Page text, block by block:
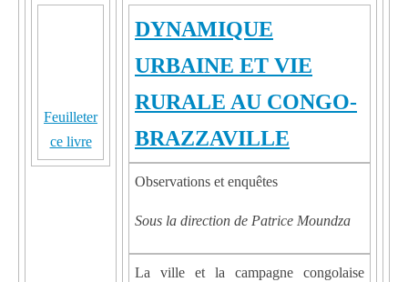
Feuilleter
ce livre
DYNAMIQUE
URBAINE ET VIE
RURALE AU CONGO-
BRAZZAVILLE
Observations et enquêtes
Sous la direction de Patrice Moundza
La ville et la campagne congolaise